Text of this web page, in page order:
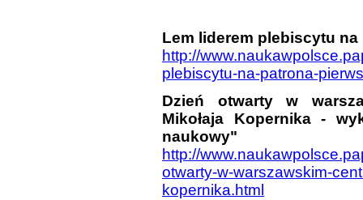
Lem liderem plebiscytu
http://
plebiscytu-na-patrona-
Dzień otwarty w
Mikołaja Kopernika -
naukowy"
http://
otwarty-w-warszawskim-
kopernika.html